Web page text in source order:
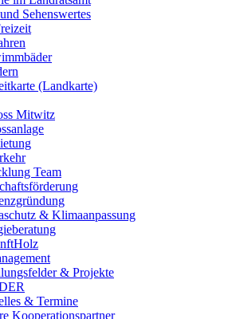
Sehenswertes
(Landkarte)
Mitwitz
Team
& Klimaanpassung
& Projekte
& Termine
Kooperationspartner